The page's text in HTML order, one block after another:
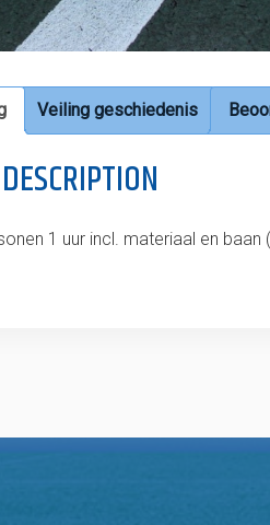
Veiling geschiedenis
1 uur incl. materiaal en